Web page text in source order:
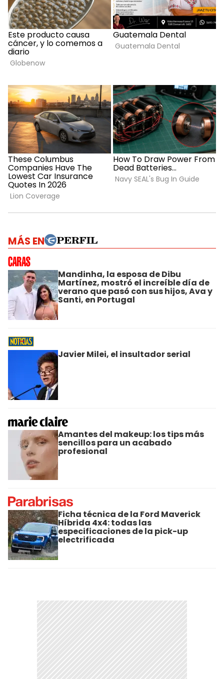
MÁS EN
Mandinha, la esposa de Dibu
Martínez, mostró el increíble día de
verano que pasó con sus hijos, Ava y
Santi, en Portugal
Javier Milei, el insultador serial
Amantes del makeup: los tips más
sencillos para un acabado
profesional
Ficha técnica de la Ford Maverick
Híbrida 4x4: todas las
especificaciones de la pick-up
electrificada